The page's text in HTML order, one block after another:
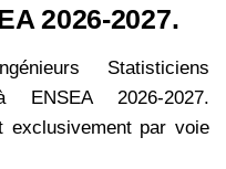
2026-2027.
Statisticiens
ENSEA 2026-2027.
exclusivement par voie